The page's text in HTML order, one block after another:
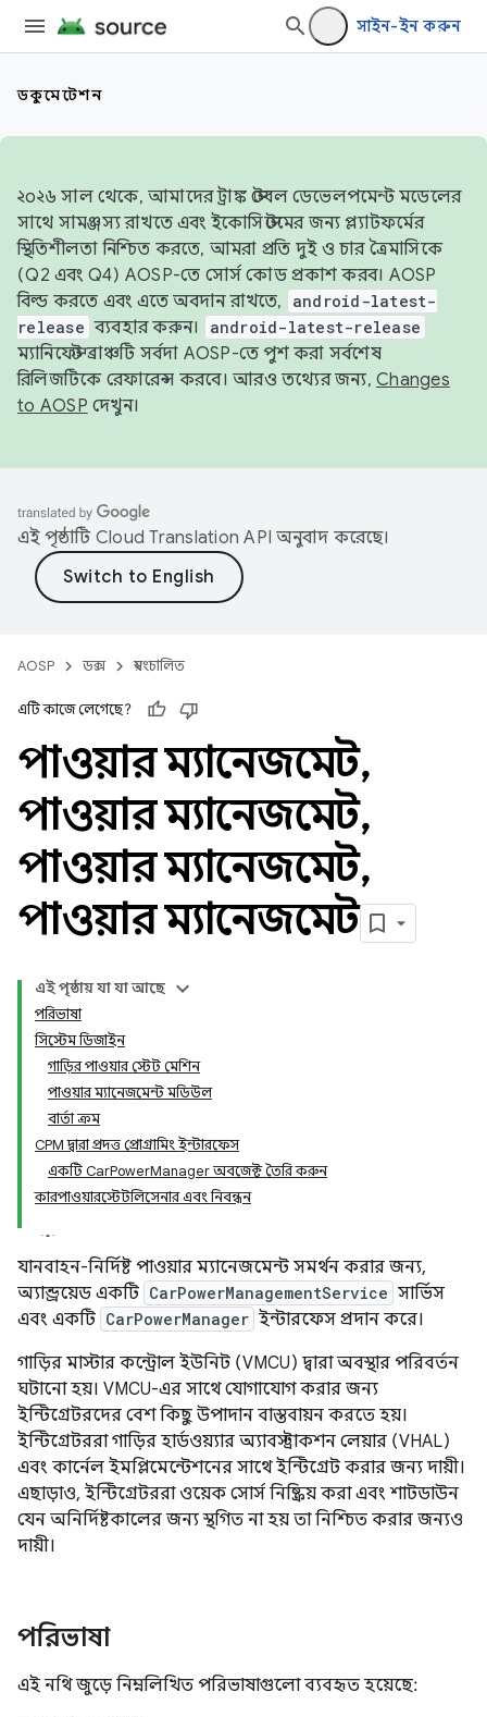
সাইন-ইন করুন
ডকুমেন্টেশন
২০২৬ সাল থেকে, আমাদের ট্রাঙ্ক স্টেবল ডেভেলপমেন্ট মডেলের
সাথে সামঞ্জস্য রাখতে এবং ইকোসিস্টেমের জন্য প্ল্যাটফর্মের
স্থিতিশীলতা নিশ্চিত করতে, আমরা প্রতি দুই ও চার ত্রৈমাসিকে
(Q2 এবং Q4) AOSP-তে সোর্স কোড প্রকাশ করব। AOSP
বিল্ড করতে এবং এতে অবদান রাখতে,
android-latest-
release ব্যবহার করুন। android-latest-release
ম্যানিফেস্ট ব্রাঞ্চটি সর্বদা AOSP-তে পুশ করা সর্বশেষ
রিলিজটিকে রেফারেন্স করবে। আরও তথ্যের জন্য, Changes
to AOSP দেখুন।
এই পৃষ্ঠাটি Cloud Translation API অনুবাদ করেছে।
AOSP ডক্স স্বয়ংচালিত
এটি কাজে লেগেছে?
পাওয়ার ম্যানেজমেন্ট,
পাওয়ার ম্যানেজমেন্ট,
পাওয়ার ম্যানেজমেন্ট,
পাওয়ার ম্যানেজমেন্ট
এই পৃষ্ঠায় যা যা আছে
পরিভাষা
সিস্টেম ডিজাইন
গাড়ির পাওয়ার স্টেট মেশিন
পাওয়ার ম্যানেজমেন্ট মডিউল
বার্তা ক্রম
CPM দ্বারা প্রদত্ত প্রোগ্রামিং ইন্টারফেস
একটি CarPowerManager অবজেক্ট তৈরি করুন
কারপাওয়ারস্টেটলিসেনার এবং নিবন্ধন
যানবাহন-নির্দিষ্ট পাওয়ার ম্যানেজমেন্ট সমর্থন করার জন্য,
অ্যান্ড্রয়েড একটি CarPowerManagementService সার্ভিস
এবং একটি CarPowerManager ইন্টারফেস প্রদান করে।
গাড়ির মাস্টার কন্ট্রোল ইউনিট (VMCU) দ্বারা অবস্থার পরিবর্তন
ঘটানো হয়। VMCU-এর সাথে যোগাযোগ করার জন্য
ইন্টিগ্রেটরদের বেশ কিছু উপাদান বাস্তবায়ন করতে হয়।
ইন্টিগ্রেটররা গাড়ির হার্ডওয়্যার অ্যাবস্ট্রাকশন লেয়ার (VHAL)
এবং কার্নেল ইমপ্লিমেন্টেশনের সাথে ইন্টিগ্রেট করার জন্য দায়ী।
এছাড়াও, ইন্টিগ্রেটররা ওয়েক সোর্স নিষ্ক্রিয় করা এবং শাটডাউন
যেন অনির্দিষ্টকালের জন্য স্থগিত না হয় তা নিশ্চিত করার জন্যও
দায়ী।
পরিভাষা
এই নথি জুড়ে নিম্নলিখিত পরিভাষাগুলো ব্যবহৃত হয়েছে: